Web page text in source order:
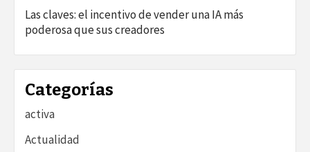
Las claves: el incentivo de vender una IA más
poderosa que sus creadores
Categorías
activa
Actualidad